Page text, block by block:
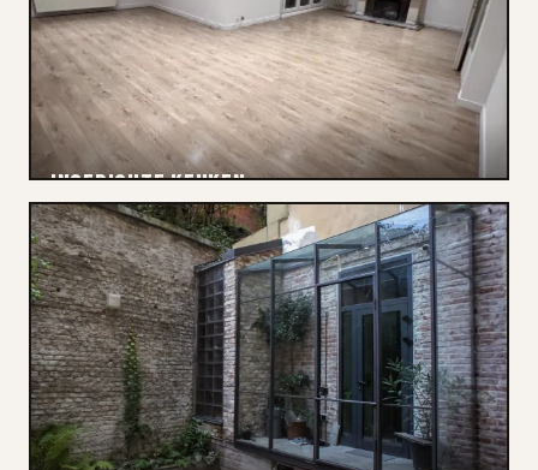
INGERICHTE KEUKEN
Renovatie